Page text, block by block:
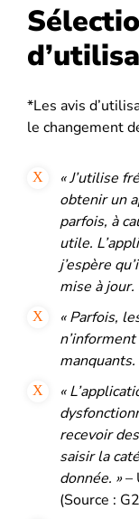
*Les avis
le changement
« J’utilise
obtenir un
parfois, à
utile.
j’espère
mise à jour.
« Parfois,
«
recevoir
saisir la
donnée. »–
(Source :